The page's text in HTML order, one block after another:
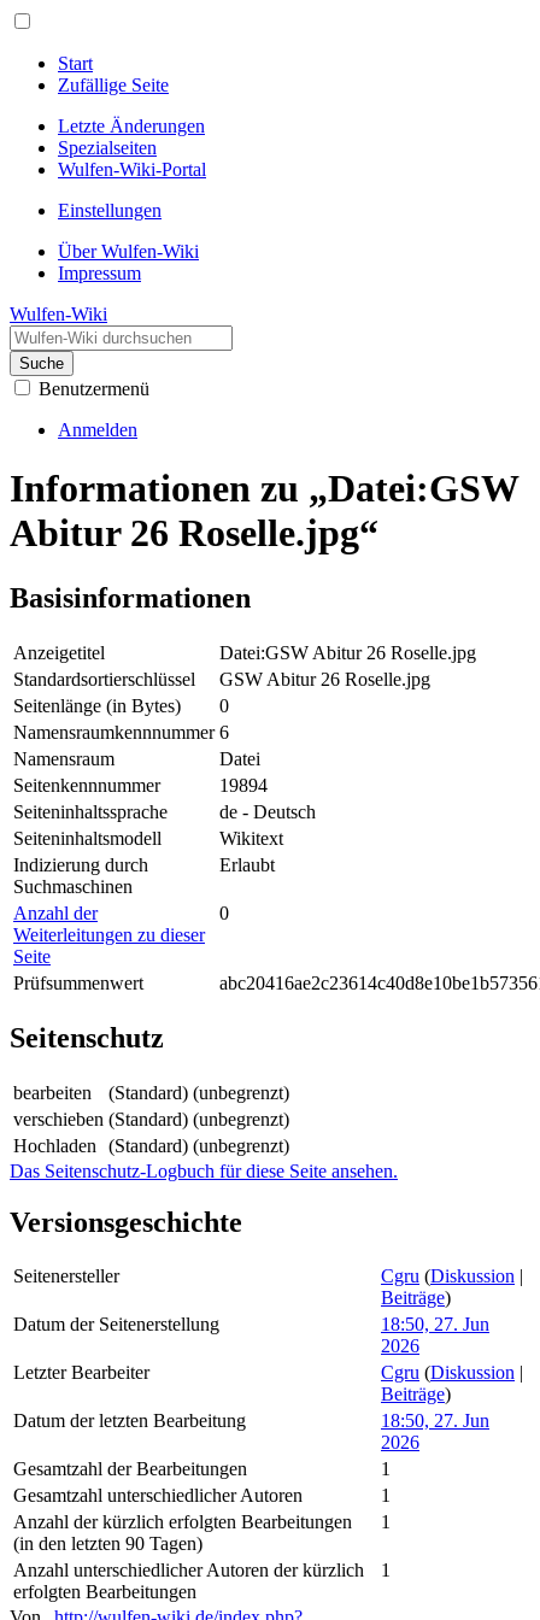
Start
Zufällige Seite
Letzte Änderungen
Spezialseiten
Wulfen-Wiki-Portal
Einstellungen
Über Wulfen-Wiki
Impressum
Wulfen-Wiki
Suche
Benutzermenü
Anmelden
Informationen zu „Datei:GSW
Abitur 26 Roselle.jpg“
Basisinformationen
Anzeigetitel
Datei:GSW Abitur 26 Roselle.jpg
Standardsortierschlüssel
GSW Abitur 26 Roselle.jpg
Seitenlänge (in Bytes)
0
Namensraumkennnummer 6
Namensraum
Datei
Seitenkennnummer
19894
Seiteninhaltssprache
de - Deutsch
Seiteninhaltsmodell
Wikitext
Indizierung durch
Suchmaschinen
Erlaubt
Anzahl der
Weiterleitungen zu dieser
Seite
0
Prüfsummenwert
Seitenschutz
bearbeiten
(Standard) (unbegrenzt)
verschieben (Standard) (unbegrenzt)
Hochladen
(Standard) (unbegrenzt)
Das Seitenschutz-Logbuch für diese Seite ansehen.
Versionsgeschichte
Seitenersteller Cgru (Diskussion |
Beiträge)
Datum der Seitenerstellung
18:50, 27. Jun
2026
Letzter Bearbeiter
Cgru (Diskussion |
Beiträge)
Datum der letzten Bearbeitung
18:50, 27. Jun
2026
Gesamtzahl der Bearbeitungen
1
Gesamtzahl unterschiedlicher Autoren
1
Anzahl der kürzlich erfolgten Bearbeitungen
(in den letzten 90 Tagen)
1
Anzahl unterschiedlicher Autoren der kürzlich
erfolgten Bearbeitungen
1